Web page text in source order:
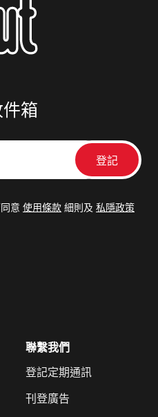
箱
意 使用條款 細則及 私隱政策
聯繫我們
登記定期通訊
刊登廣告